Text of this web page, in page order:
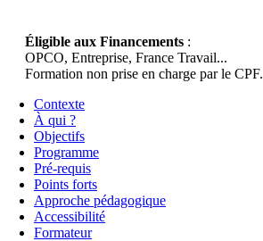
Éligible aux Financements :
OPCO, Entreprise, France Travail...
Formation non prise en charge par le CPF.
Contexte
À qui ?
Objectifs
Programme
Pré-requis
Points forts
Approche pédagogique
Accessibilité
Formateur